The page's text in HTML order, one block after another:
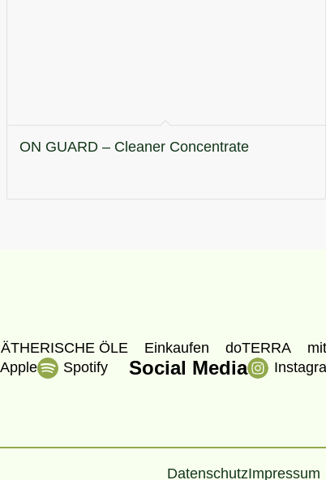
ON GUARD – Cleaner Concentrate
ÖLE Einkaufen doTERRA
Apple Spotify Social Media
DatenschutzImpressum